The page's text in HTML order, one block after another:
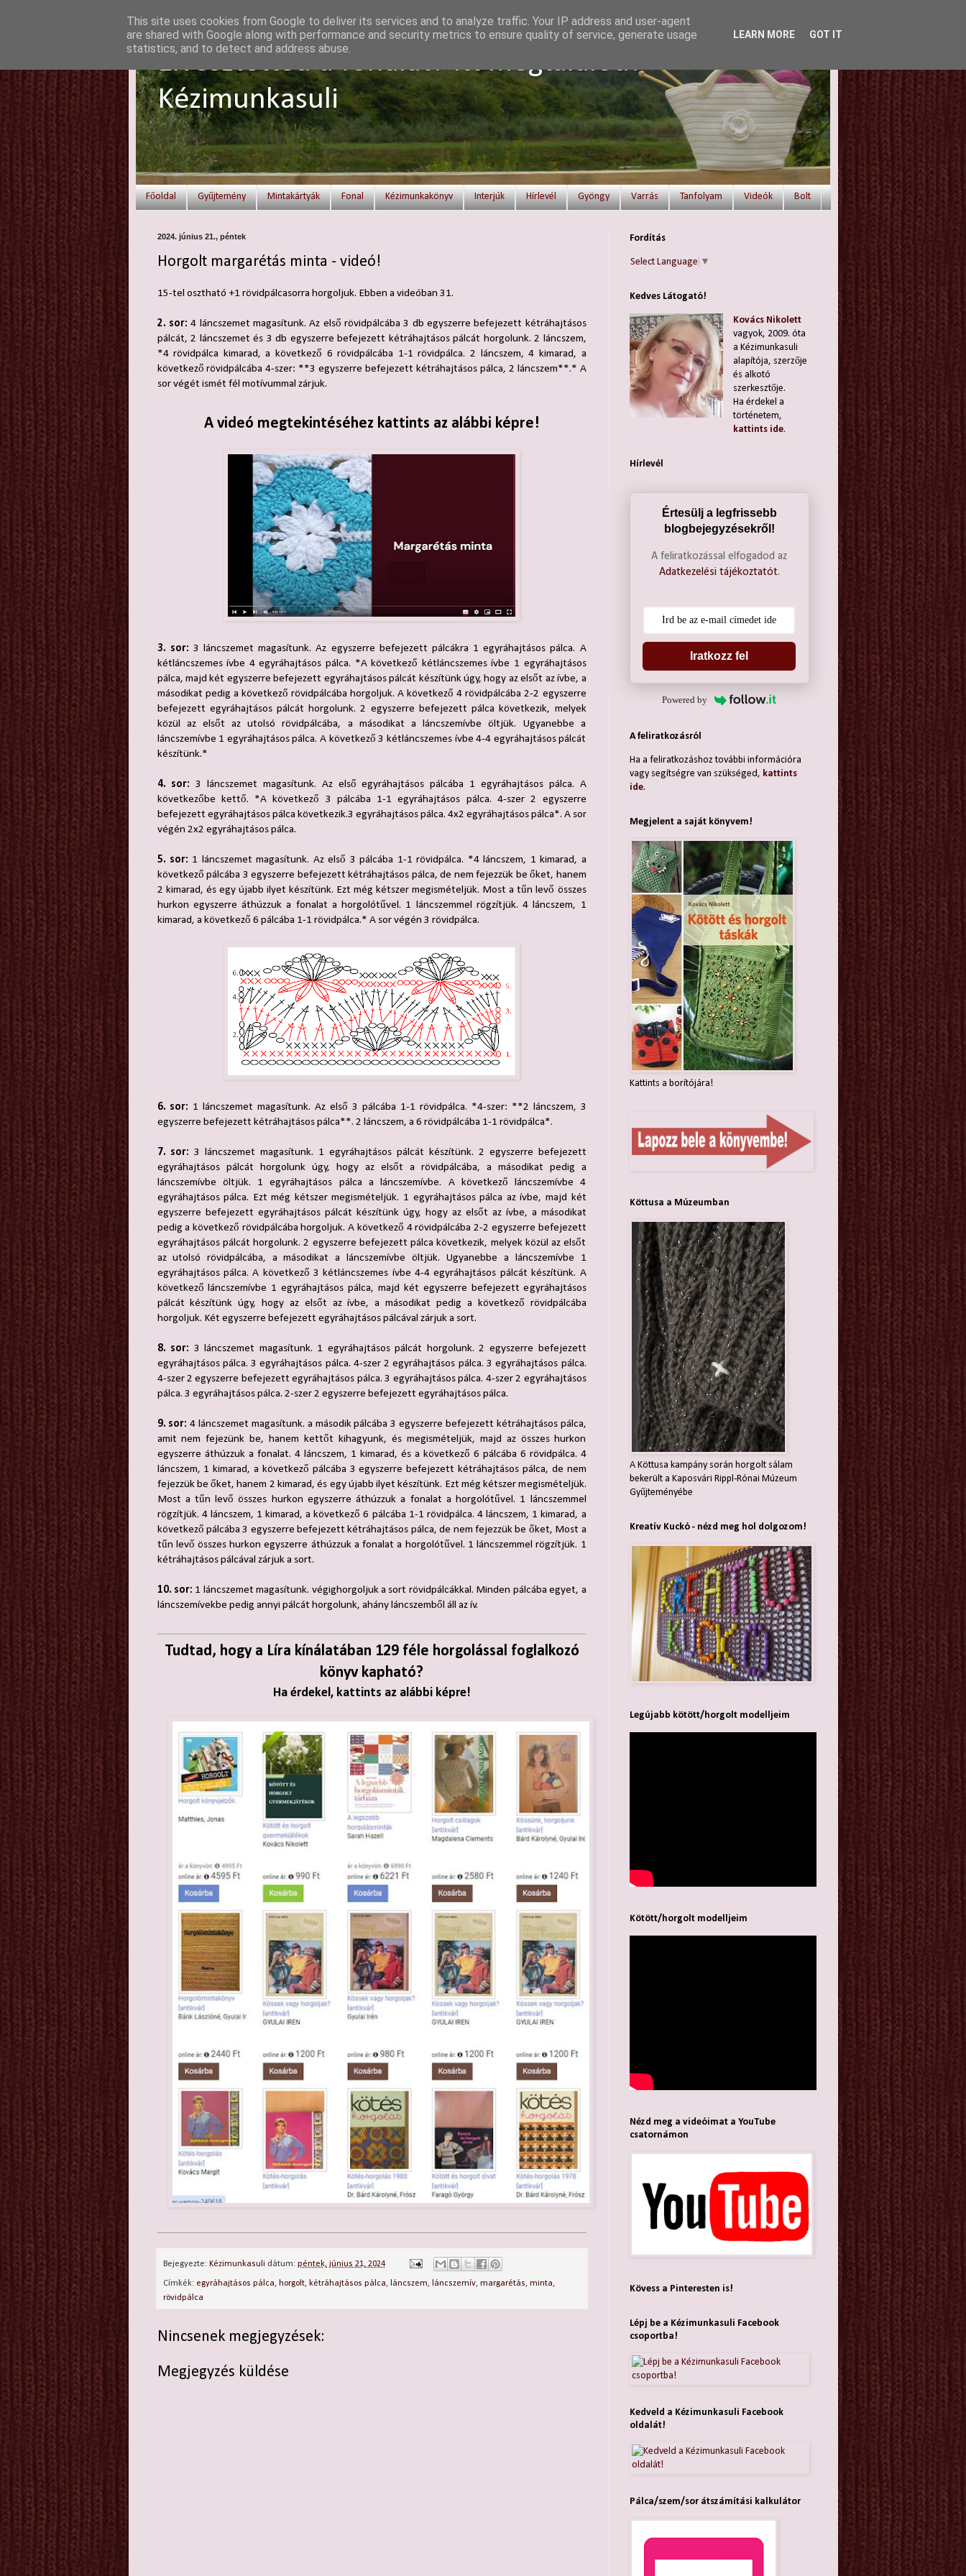
Elvesztetted a fonalat? Itt megtalálod!
Kézimunkasuli
Főoldal Gyűjtemény Mintakártyák Fonal Kézimunkakönyv Interjúk Hírlevél Gyöngy Varrás Tanfolyam Videók Bolt
2024. június 21., péntek
Horgolt margarétás minta - videó!
15-tel osztható +1 rövidpálcasorra horgoljuk. Ebben a videóban 31.
2. sor: 4 láncszemet magasítunk. Az első rövidpálcába 3 db egyszerre befejezett kétráhajtásos
pálcát, 2 láncszemet és 3 db egyszerre befejezett kétráhajtásos pálcát horgolunk. 2 láncszem,
*4 rövidpálca kimarad, a következő 6 rövidpálcába 1-1 rövidpálca. 2 láncszem, 4 kimarad, a
következő rövidpálcába 4-szer: **3 egyszerre befejezett kétráhajtásos pálca, 2 láncszem**.* A
sor végét ismét fél motívummal zárjuk.
A videó megtekintéséhez kattints az alábbi képre!
3. sor: 3 láncszemet magasítunk. Az egyszerre befejezett pálcákra 1 egyráhajtásos pálca. A
kétláncszemes ívbe 4 egyráhajtásos pálca. *A következő kétláncszemes ívbe 1 egyráhajtásos
pálca, majd két egyszerre befejezett egyráhajtásos pálcát készítünk úgy, hogy az elsőt az ívbe, a
másodikat pedig a következő rövidpálcába horgoljuk. A következő 4 rövidpálcába 2-2 egyszerre
befejezett egyráhajtásos pálcát horgolunk. 2 egyszerre befejezett pálca következik, melyek
közül az elsőt az utolsó rövidpálcába, a másodikat a láncszemívbe öltjük. Ugyanebbe a
láncszemívbe 1 egyráhajtásos pálca. A következő 3 kétláncszemes ívbe 4-4 egyráhajtásos pálcát
készítünk.*
4. sor: 3 láncszemet magasítunk. Az első egyráhajtásos pálcába 1 egyráhajtásos pálca. A
következőbe kettő. *A következő 3 pálcába 1-1 egyráhajtásos pálca. 4-szer 2 egyszerre
befejezett egyráhajtásos pálca következik.3 egyráhajtásos pálca. 4x2 egyráhajtásos pálca*. A sor
végén 2x2 egyráhajtásos pálca.
5. sor: 1 láncszemet magasítunk. Az első 3 pálcába 1-1 rövidpálca. *4 láncszem, 1 kimarad, a
következő pálcába 3 egyszerre befejezett kétráhajtásos pálca, de nem fejezzük be őket, hanem
2 kimarad, és egy újabb ilyet készítünk. Ezt még kétszer megismételjük. Most a tűn levő összes
hurkon egyszerre áthúzzuk a fonalat a horgolótűvel. 1 láncszemmel rögzítjük. 4 láncszem, 1
kimarad, a következő 6 pálcába 1-1 rövidpálca.* A sor végén 3 rövidpálca.
6. sor: 1 láncszemet magasítunk. Az első 3 pálcába 1-1 rövidpálca. *4-szer: **2 láncszem, 3
egyszerre befejezett kétráhajtásos pálca**. 2 láncszem, a 6 rövidpálcába 1-1 rövidpálca*.
7. sor: 3 láncszemet magasítunk. 1 egyráhajtásos pálcát készítünk. 2 egyszerre befejezett
egyráhajtásos pálcát horgolunk úgy, hogy az elsőt a rövidpálcába, a másodikat pedig a
láncszemívbe öltjük. 1 egyráhajtásos pálca a láncszemívbe. A következő láncszemívbe 4
egyráhajtásos pálca. Ezt még kétszer megismételjük. 1 egyráhajtásos pálca az ívbe, majd két
egyszerre befejezett egyráhajtásos pálcát készítünk úgy, hogy az elsőt az ívbe, a másodikat
pedig a következő rövidpálcába horgoljuk. A következő 4 rövidpálcába 2-2 egyszerre befejezett
egyráhajtásos pálcát horgolunk. 2 egyszerre befejezett pálca következik, melyek közül az elsőt
az utolsó rövidpálcába, a másodikat a láncszemívbe öltjük. Ugyanebbe a láncszemívbe 1
egyráhajtásos pálca. A következő 3 kétláncszemes ívbe 4-4 egyráhajtásos pálcát készítünk. A
következő láncszemívbe 1 egyráhajtásos pálca, majd két egyszerre befejezett egyráhajtásos
pálcát készítünk úgy, hogy az elsőt az ívbe, a másodikat pedig a következő rövidpálcába
horgoljuk. Két egyszerre befejezett egyráhajtásos pálcával zárjuk a sort.
8. sor: 3 láncszemet magasítunk. 1 egyráhajtásos pálcát horgolunk. 2 egyszerre befejezett
egyráhajtásos pálca. 3 egyráhajtásos pálca. 4-szer 2 egyráhajtásos pálca. 3 egyráhajtásos pálca.
4-szer 2 egyszerre befejezett egyráhajtásos pálca. 3 egyráhajtásos pálca. 4-szer 2 egyráhajtásos
pálca. 3 egyráhajtásos pálca. 2-szer 2 egyszerre befejezett egyráhajtásos pálca.
9. sor: 4 láncszemet magasítunk. a második pálcába 3 egyszerre befejezett kétráhajtásos pálca,
amit nem fejezünk be, hanem kettőt kihagyunk, és megismételjük, majd az összes hurkon
egyszerre áthúzzuk a fonalat. 4 láncszem, 1 kimarad, és a következő 6 pálcába 6 rövidpálca. 4
láncszem, 1 kimarad, a következő pálcába 3 egyszerre befejezett kétráhajtásos pálca, de nem
fejezzük be őket, hanem 2 kimarad, és egy újabb ilyet készítünk. Ezt még kétszer megismételjük.
Most a tűn levő összes hurkon egyszerre áthúzzuk a fonalat a horgolótűvel. 1 láncszemmel
rögzítjük. 4 láncszem, 1 kimarad, a következő 6 pálcába 1-1 rövidpálca. 4 láncszem, 1 kimarad, a
következő pálcába 3 egyszerre befejezett kétráhajtásos pálca, de nem fejezzük be őket, Most a
tűn levő összes hurkon egyszerre áthúzzuk a fonalat a horgolótűvel. 1 láncszemmel rögzítjük. 1
kétráhajtásos pálcával zárjuk a sort.
10. sor: 1 láncszemet magasítunk. végighorgoljuk a sort rövidpálcákkal. Minden pálcába egyet, a
láncszemívekbe pedig annyi pálcát horgolunk, ahány láncszemből áll az ív.
Tudtad, hogy a Líra kínálatában 129 féle horgolással foglalkozó
könyv kapható?
Ha érdekel, kattints az alábbi képre!
Bejegyezte: Kézimunkasuli dátum: péntek, június 21, 2024
Címkék: egyráhajtásos pálca, horgolt, kétráhajtásos pálca, láncszem, láncszemív, margarétás, minta,
rövidpálca
Nincsenek megjegyzések:
Megjegyzés küldése
Fordítás
Select Language ▼
Kedves Látogató!
Kovács Nikolett
vagyok, 2009. óta
a Kézimunkasuli
alapítója, szerzője
és alkotó
szerkesztője.
Ha érdekel a
történetem,
kattints ide.
Hírlevél
Értesülj a legfrissebb
blogbejegyzésekről!
A feliratkozással elfogadod az
Adatkezelési tájékoztatót.
Iratkozz fel
Powered by
A feliratkozásról
Ha a feliratkozáshoz további információra
vagy segítségre van szükséged, kattints
ide.
Megjelent a saját könyvem!
Kattints a borítójára!
Köttusa a Múzeumban
A Köttusa kampány során horgolt sálam
bekerült a Kaposvári Rippl-Rónai Múzeum
Gyűjteményébe
Kreatív Kuckó - nézd meg hol dolgozom!
Legújabb kötött/horgolt modelljeim
Kötött/horgolt modelljeim
Nézd meg a videóimat a YouTube
csatornámon
Kövess a Pinteresten is!
Lépj be a Kézimunkasuli Facebook
csoportba!
Kedveld a Kézimunkasuli Facebook
oldalát!
Pálca/szem/sor átszámítási kalkulátor
This site uses cookies from Google to deliver its services and to analyze traffic. Your IP address and user-agent
are shared with Google along with performance and security metrics to ensure quality of service, generate usage
statistics, and to detect and address abuse.
LEARN MORE GOT IT